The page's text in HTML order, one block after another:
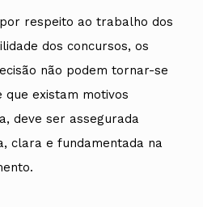
respeito ao trabalho dos
dos concursos, os
não podem tornar-se
que existam motivos
deve ser assegurada
clara e fundamentada na